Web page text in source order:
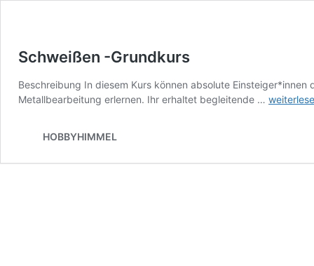
Schweißen -Grundkurs
Beschreibung In diesem Kurs können absolute
Metallbearbeitung erlernen. Ihr erhaltet begleitende …
HOBBYHIMMEL